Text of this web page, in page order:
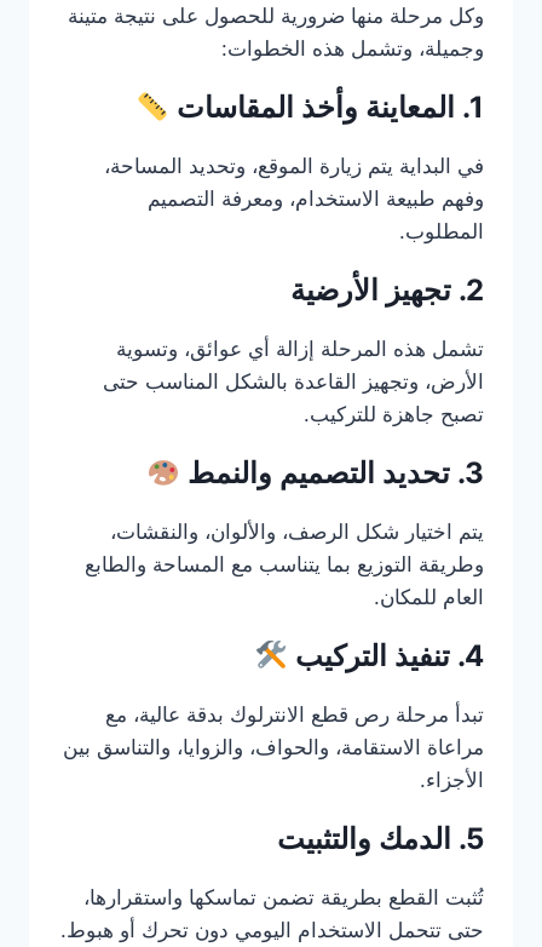
وكل مرحلة منها ضرورية للحصول على نتيجة متينة
وجميلة، وتشمل هذه الخطوات:
1. المعاينة وأخذ المقاسات
في البداية يتم زيارة الموقع، وتحديد المساحة،
وفهم طبيعة الاستخدام، ومعرفة التصميم
المطلوب.
2. تجهيز الأرضية
تشمل هذه المرحلة إزالة أي عوائق، وتسوية
الأرض، وتجهيز القاعدة بالشكل المناسب حتى
تصبح جاهزة للتركيب.
3. تحديد التصميم والنمط
يتم اختيار شكل الرصف، والألوان، والنقشات،
وطريقة التوزيع بما يتناسب مع المساحة والطابع
العام للمكان.
4. تنفيذ التركيب
تبدأ مرحلة رص قطع الانترلوك بدقة عالية، مع
مراعاة الاستقامة، والحواف، والزوايا، والتناسق بين
الأجزاء.
5. الدمك والتثبيت
تُثبت القطع بطريقة تضمن تماسكها واستقرارها،
حتى تتحمل الاستخدام اليومي دون تحرك أو هبوط.